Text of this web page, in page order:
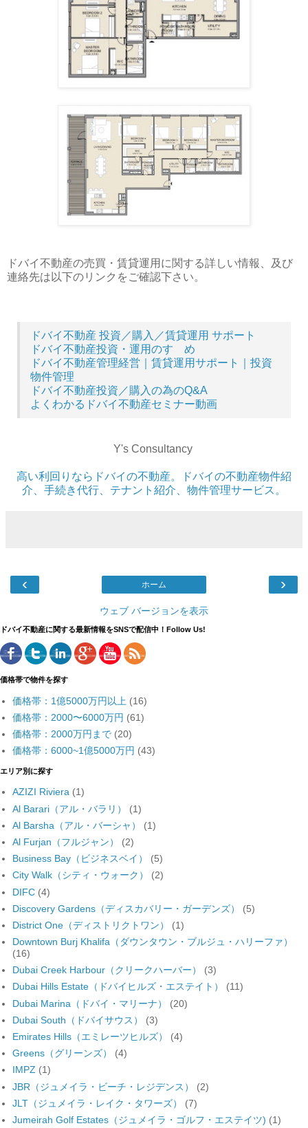
ドバイ不動産の売買・賃貸運用に関する詳しい情報、及び
連絡先は以下のリンクをご確認下さい。
ドバイ不動産 投資／購入／賃貸運用 サポート
ドバイ不動産投資・運用のすゝめ
ドバイ不動産管理経営｜賃貸運用サポート｜投資
物件管理
ドバイ不動産投資／購入の為のQ&A
よくわかるドバイ不動産セミナー動画
Y's Consultancy
高い利回りならドバイの不動産。ドバイの不動産物件紹
介、手続き代行、テナント紹介、物件管理サービス。
‹ ›
ホーム
ウェブ バージョンを表示
ドバイ不動産に関する最新情報をSNSで配信中！Follow Us!
価格帯で物件を探す
価格帯：1億5000万円以上 (16)
価格帯：2000〜6000万円 (61)
価格帯：2000万円まで (20)
価格帯：6000~1億5000万円 (43)
エリア別に探す
AZIZI Riviera (1)
Al Barari（アル・バラリ）
(1)
Al Barsha（アル・バーシャ）
(1)
Al Furjan（フルジャン）
(2)
Business Bay（ビジネスベイ）
(5)
City Walk（シティ・ウォーク）
(2)
DIFC (4)
Discovery Gardens（ディスカバリー・ガーデンズ）
(5)
District One（ディストリクトワン）
(1)
Downtown Burj Khalifa（ダウンタウン・ブルジュ・ハリーファ）
(16)
Dubai Creek Harbour（クリークハーバー）
(3)
Dubai Hills Estate（ドバイヒルズ・エステイト）
(11)
Dubai Marina（ドバイ・マリーナ）
(20)
Dubai South（ドバイサウス）
(3)
Emirates Hills（エミレーツヒルズ）
(4)
Greens（グリーンズ）
(4)
IMPZ (1)
JBR（ジュメイラ・ビーチ・レジデンス）
(2)
JLT（ジュメイラ・レイク・タワーズ）
(7)
Jumeirah Golf Estates（ジュメイラ・ゴルフ・エステイツ) (1)